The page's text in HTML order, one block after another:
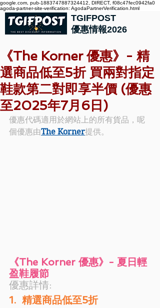
google.com, pub-1883747887324412, DIRECT, f08c47fec0942fa0
agoda-partner-site-verification: AgodaPartnerVerification.html
TGIFPOST
優惠情報2026
《The Korner 優惠》- 精
選商品低至5折 買兩對指定
鞋款第二對即享半價 (優惠
至2025年7月6日)
優惠代碼適用於網站上的所有貨品，呢
個優惠由The Korner提供。
《The Korner 優惠》- 夏日輕
盈鞋履節
優惠詳情:
1.  精選商品低至5折